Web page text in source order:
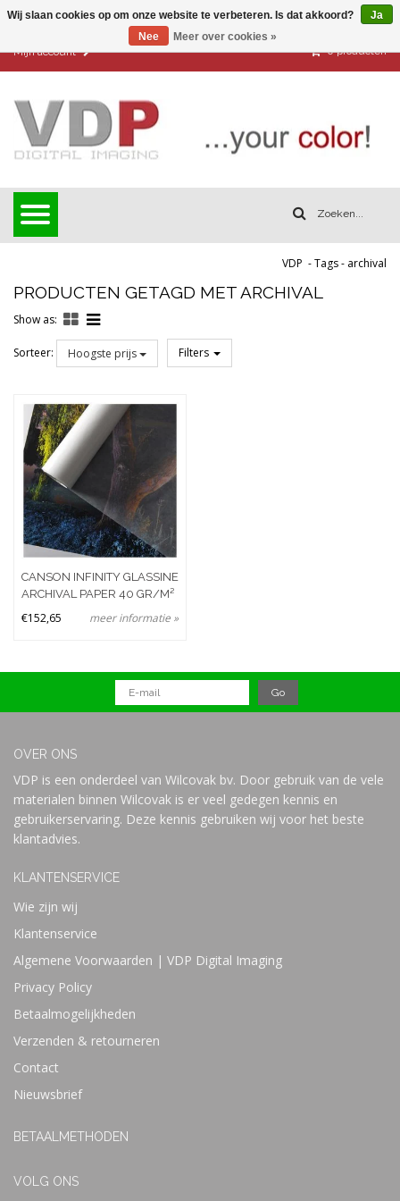
Mijn account 0 producten
VDP -Tags- archival
PRODUCTEN GETAGD MET ARCHIVAL
Show as:
Sorteer: Hoogste prijs Filters
Merken
Prijs
CANSON INFINITY GLASSINE
ARCHIVAL PAPER 40 GR/M²
€152,65 meer informatie »
OVER ONS
VDP is een onderdeel van Wilcovak bv. Door gebruik van de vele
materialen binnen Wilcovak is er veel gedegen kennis en
gebruikerservaring. Deze kennis gebruiken wij voor het beste
klantadvies.
KLANTENSERVICE
Wie zijn wij
Klantenservice
Algemene Voorwaarden | VDP Digital Imaging
Privacy Policy
Betaalmogelijkheden
Verzenden & retourneren
Contact
Nieuwsbrief
BETAALMETHODEN
VOLG ONS
Wij slaan cookies op om onze website te verbeteren. Is dat akkoord?
Ja
Nee
Meer over cookies »